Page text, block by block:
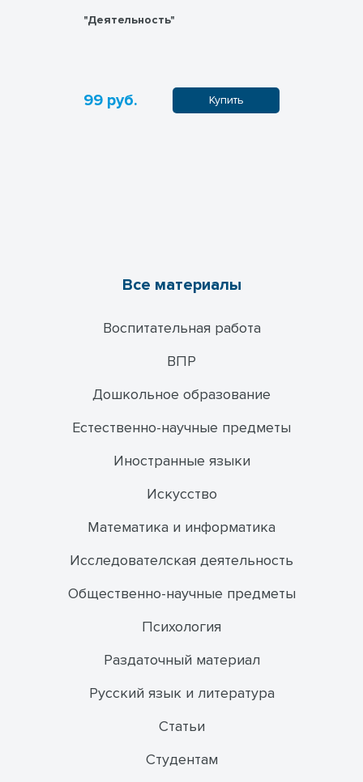
"Деятельность"
99 руб. Купить
Все материалы
Воспитательная работа
ВПР
Дошкольное образование
Естественно-научные предметы
Иностранные языки
Искусство
Математика и информатика
Исследователская деятельность
Общественно-научные предметы
Психология
Раздаточный материал
Русский язык и литература
Статьи
Студентам